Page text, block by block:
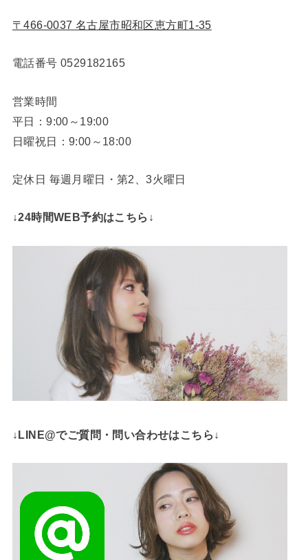
〒466-0037 名古屋市昭和区恵方町1-35
電話番号 0529182165
営業時間
平日：9:00～19:00
日曜祝日：9:00～18:00
定休日 毎週月曜日・第2、3火曜日
↓24時間WEB予約はこちら↓
↓LINE@でご質問・問い合わせはこちら↓